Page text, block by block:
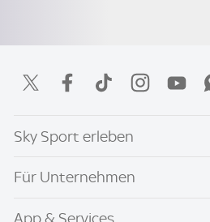
Sky Sport erleben
Für Unternehmen
App & Services